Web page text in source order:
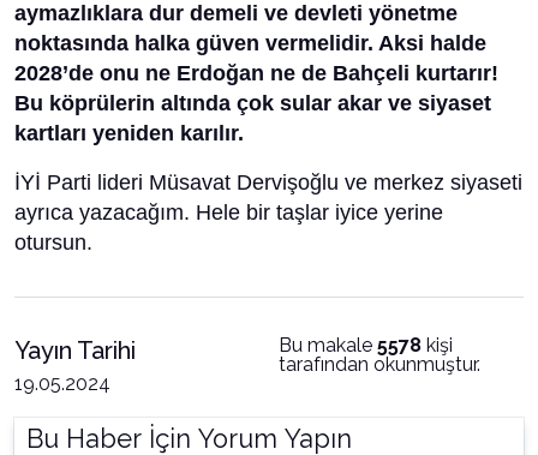
aymazlıklara dur demeli ve devleti yönetme
noktasında halka güven vermelidir. Aksi halde
2028’de onu ne Erdoğan ne de Bahçeli kurtarır!
Bu köprülerin altında çok sular akar ve siyaset
kartları yeniden karılır.
İYİ Parti lideri Müsavat Dervişoğlu ve merkez siyaseti
ayrıca yazacağım. Hele bir taşlar iyice yerine
otursun.
Yayın Tarihi
19.05.2024
Bu makale 5578 kişi
tarafından okunmuştur.
Bu Haber İçin Yorum Yapın